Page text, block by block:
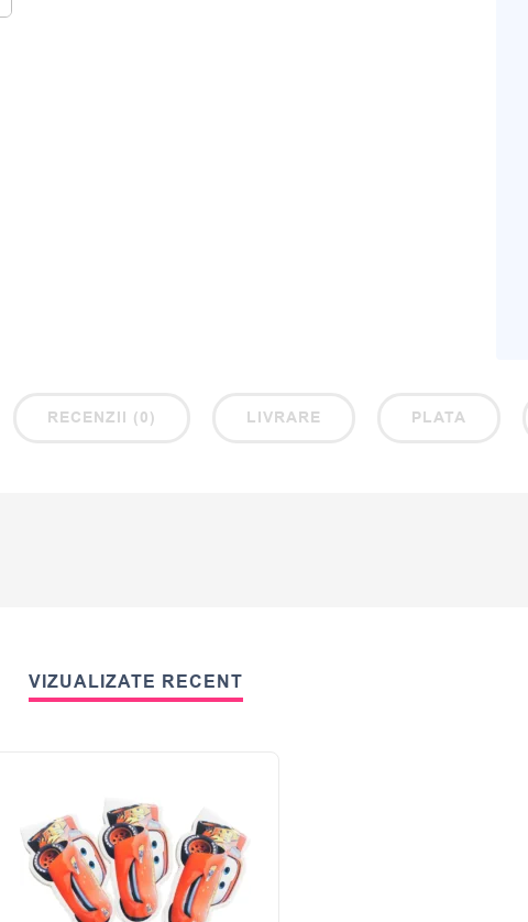
RECENZII (0) LIVRARE PLATA
VIZUALIZATE RECENT